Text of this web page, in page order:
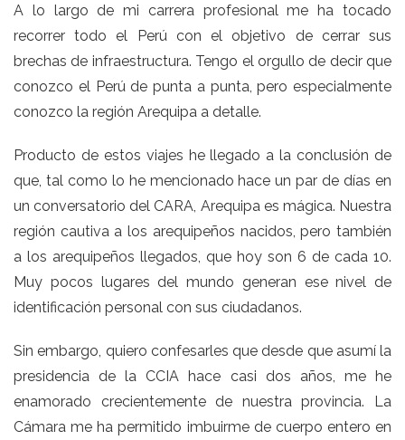
A lo largo de mi carrera profesional me ha tocado
recorrer todo el Perú con el objetivo de cerrar sus
brechas de infraestructura. Tengo el orgullo de decir que
conozco el Perú de punta a punta, pero especialmente
conozco la región Arequipa a detalle.
Producto de estos viajes he llegado a la conclusión de
que, tal como lo he mencionado hace un par de días en
un conversatorio del CARA, Arequipa es mágica. Nuestra
región cautiva a los arequipeños nacidos, pero también
a los arequipeños llegados, que hoy son 6 de cada 10.
Muy pocos lugares del mundo generan ese nivel de
identificación personal con sus ciudadanos.
Sin embargo, quiero confesarles que desde que asumí la
presidencia de la CCIA hace casi dos años, me he
enamorado crecientemente de nuestra provincia. La
Cámara me ha permitido imbuirme de cuerpo entero en